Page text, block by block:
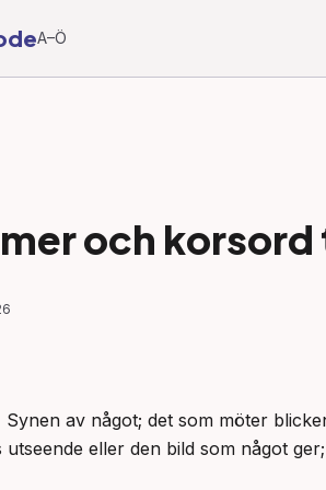
A–Ö
och korsord
av något; det som möter
utseende eller den bild som något